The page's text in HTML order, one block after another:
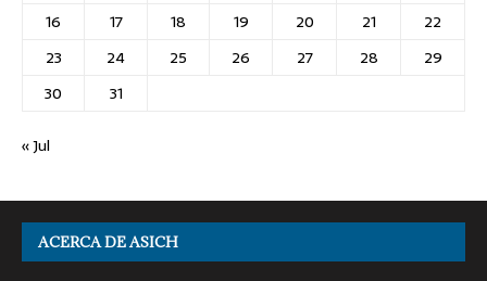
16
17 18 19 20 21
22
23
24 25 26 27 28
29
30
31
« Jul
ACERCA DE ASICH